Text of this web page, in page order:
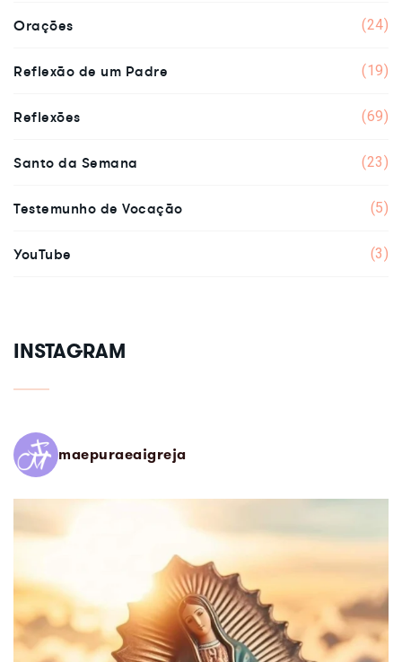
Orações (24)
Reflexão de um Padre (19)
Reflexões (69)
Santo da Semana (23)
Testemunho de Vocação (5)
YouTube (3)
INSTAGRAM
maepuraeaigreja